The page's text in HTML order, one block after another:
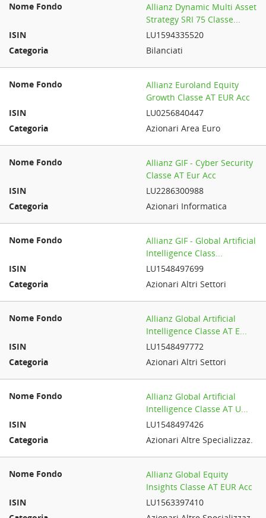
Allianz Dynamic Multi Asset
Strategy SRI 75 Classe...
LU1594335520
Bilanciati
Allianz Euroland Equity
Growth Classe AT EUR Acc
LU0256840447
Azionari Area Euro
Allianz GIF - Cyber Security
Classe AT Eur Acc
LU2286300988
Azionari Informatica
Allianz GIF - Global Artificial
Intelligence Class...
LU1548497699
Azionari Altri Settori
Allianz Global Artificial
Intelligence Classe AT E...
LU1548497772
Azionari Altri Settori
Allianz Global Artificial
Intelligence Classe AT U...
LU1548497426
Azionari Altre Specializzaz.
Allianz Global Equity
Insights Classe AT EUR Acc
LU1563397410